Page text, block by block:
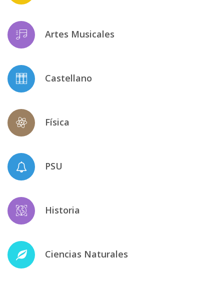
Artes Musicales
Castellano
Física
PSU
Historia
Ciencias Naturales